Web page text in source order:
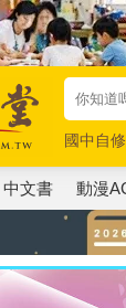
國中自
唯紅花
中文書 動漫